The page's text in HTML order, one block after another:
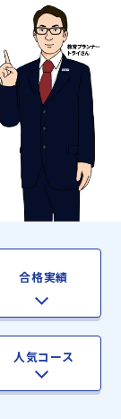
合格実績
人気コース